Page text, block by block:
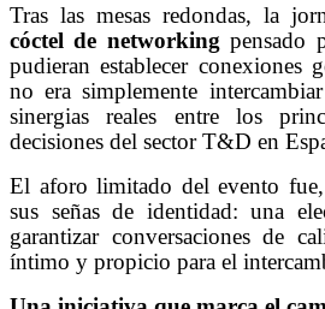
Tras las mesas redondas, la
cóctel de networking pensado
pudieran establecer conexiones
no era simplemente
sinergias reales entre los
decisiones del sector T&D en
El aforo limitado del evento fue,
sus señas de identidad: una
garantizar conversaciones de
íntimo y propicio para el